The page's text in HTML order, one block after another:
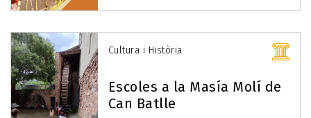
Cultura i Història
Escoles a la Masía Molí de
Can Batlle